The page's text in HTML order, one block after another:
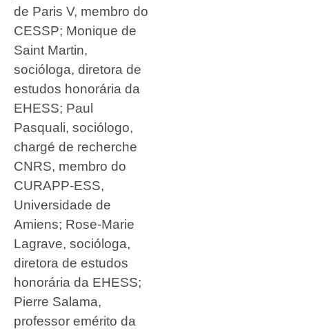
de Paris V, membro do
CESSP; Monique de
Saint Martin,
socióloga, diretora de
estudos honorária da
EHESS; Paul
Pasquali, sociólogo,
chargé de recherche
CNRS, membro do
CURAPP-ESS,
Universidade de
Amiens; Rose-Marie
Lagrave, socióloga,
diretora de estudos
honorária da EHESS;
Pierre Salama,
professor emérito da